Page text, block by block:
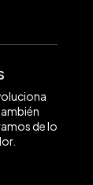
de lo